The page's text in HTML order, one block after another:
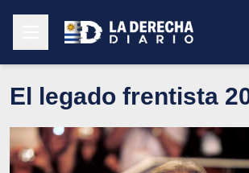
El legado frentista